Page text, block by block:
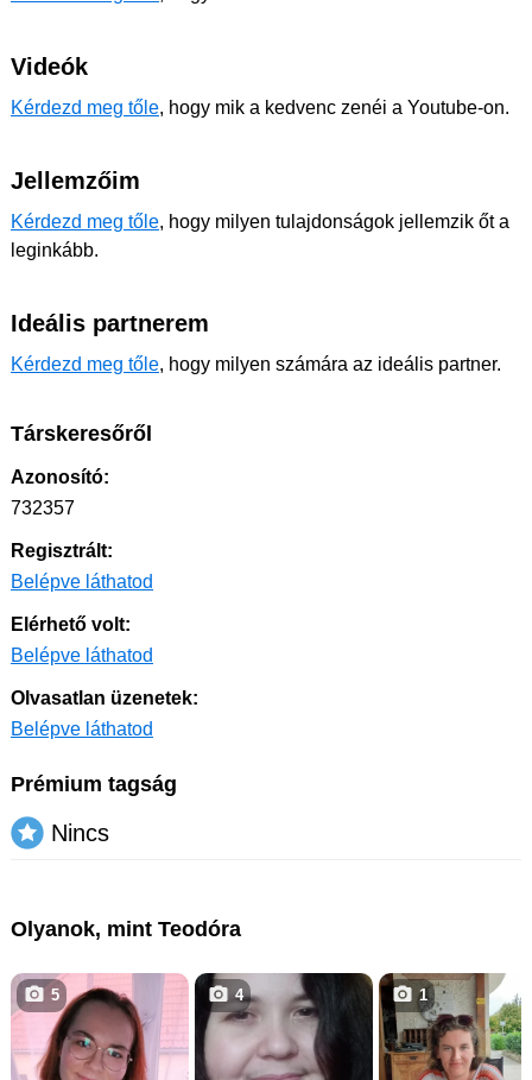
Videók
Kérdezd meg tőle, hogy mik a kedvenc zenéi a Youtube-on.
Jellemzőim
Kérdezd meg tőle, hogy milyen tulajdonságok jellemzik őt a
leginkább.
Ideális partnerem
Kérdezd meg tőle, hogy milyen számára az ideális partner.
Társkeresőről
Azonosító:
732357
Regisztrált:
Belépve láthatod
Elérhető volt:
Belépve láthatod
Olvasatlan üzenetek:
Belépve láthatod
Prémium tagság
Nincs
Olyanok, mint Teodóra
5 4 1